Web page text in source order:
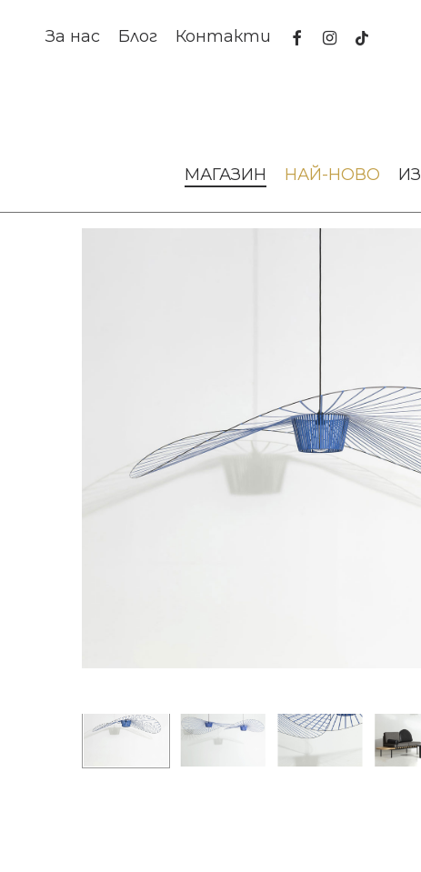
За нас Блог Контакти facebookinstagram
tiktok
МАГАЗИН НАЙ-НОВО